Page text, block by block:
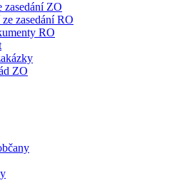
zasedání ZO
zasedání RO
RO
ZO